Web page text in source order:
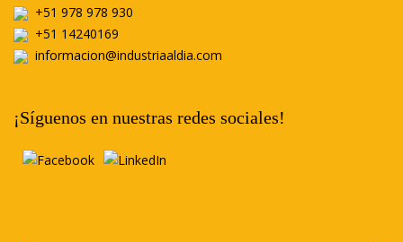
+51 978 978 930
+51 14240169
informacion@industriaaldia.com
¡Síguenos en nuestras redes sociales!